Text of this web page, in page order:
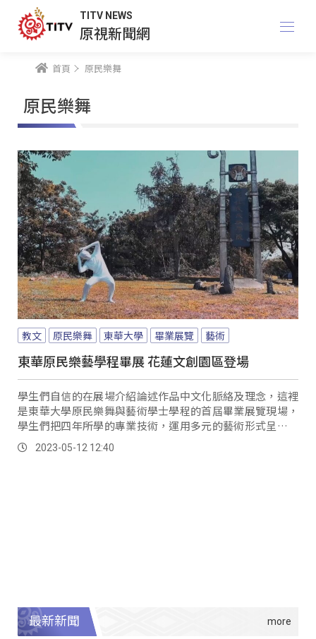
TITV NEWS
原視新聞網
首頁 原民樂舞
原民樂舞
教文 原民樂舞 東華大學 畢業展覽 藝術
東華原民樂藝學程畢展 花蓮文創園區登場
學生們自信的在展場介紹論述作品中文化脈絡及理念，這裡
是東華大學原民樂舞與藝術學士學程的首屆畢業展覽現場，
學生們把四年所學的專業技術，運用多元的藝術形式呈現學
習成果。
2023-05-12 12:40
最新新聞